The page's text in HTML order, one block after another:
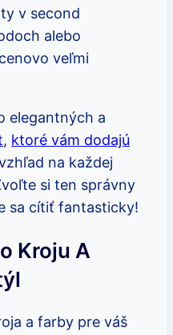
v second
alebo
veľmi
elegantných a
, ktoré vám dodajú
na každej
si ten správny
sa cítiť fantasticky!
Kroju A
a farby pre váš